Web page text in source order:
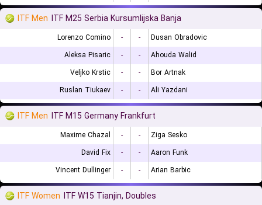
ITF Men ITF M25 Serbia Kursumlijska Banja
Lorenzo Comino - -
Dusan Obradovic
Aleksa Pisaric
- -
Ahouda Walid
Veljko Krstic
- -
Bor Artnak
Ruslan Tiukaev
- - Ali Yazdani
ITF Men ITF M15 Germany Frankfurt
Maxime Chazal - -
Ziga Sesko
David Fix
- -
Aaron Funk
Vincent Dullinger
- - Arian Barbic
ITF Women ITF W15 Tianjin, Doubles